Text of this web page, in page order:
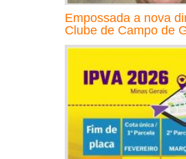
Empossada a nova
Clube de Campo de